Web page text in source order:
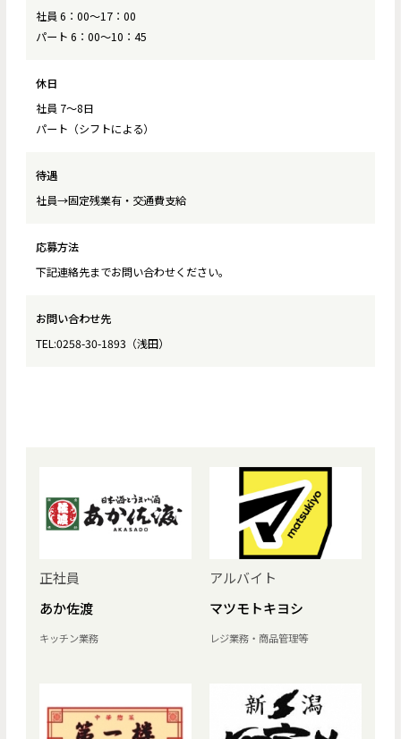
社員 6：00～17：00
パート 6：00～10：45
休日
社員 7～8日
パート（シフトによる）
待遇
社員→固定残業有・交通費支給
応募方法
下記連絡先までお問い合わせください。
お問い合わせ先
TEL:0258-30-1893（浅田）
正社員
あか佐渡
キッチン業務
アルバイト
マツモトキヨシ
レジ業務・商品管理等